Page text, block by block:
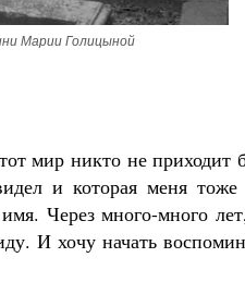
Марии Голицыной
мир никто не приходит
и которая меня
Через много-много
И хочу начать